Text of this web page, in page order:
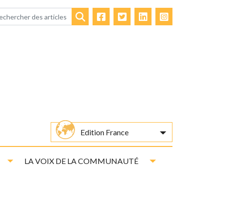
Toggle Dropdown
LA VOIX DE LA COMMUNAUTÉ Toggle Dropdown
FacebookTwitterLinkedIn
Edition France